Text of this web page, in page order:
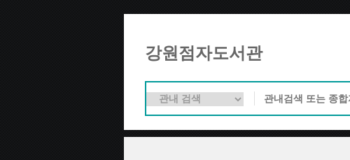
강원점자도서관